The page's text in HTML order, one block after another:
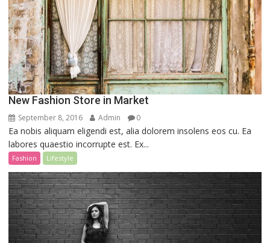
New Fashion Store in Market
September 8, 2016 Admin 0
Ea nobis aliquam eligendi est, alia dolorem insolens eos cu. Ea
labores quaestio incorrupte est. Ex...
Fashion Lifestyle